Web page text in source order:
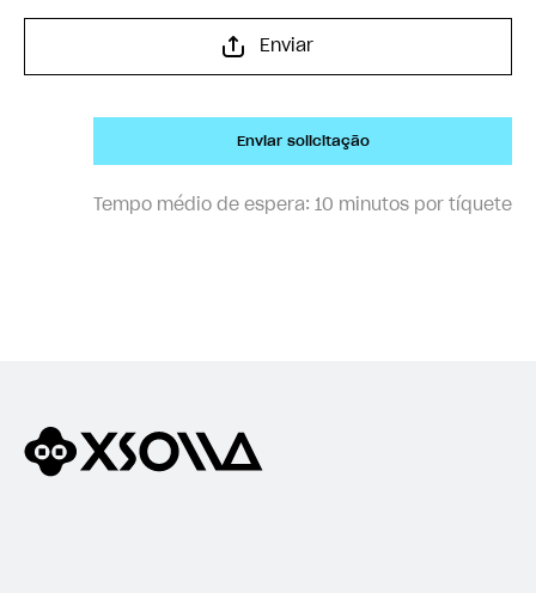
Enviar
Enviar solicitação
Tempo médio de espera: 10 minutos por tíquete